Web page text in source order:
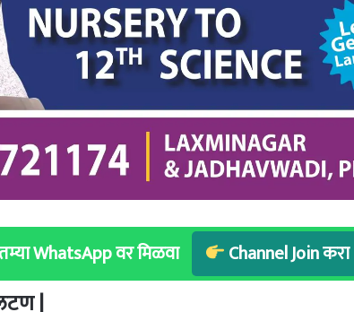
WhatsApp वर मिळवा Channel Join करा
|